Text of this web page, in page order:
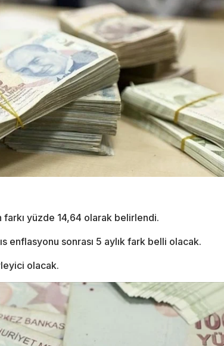
farkı yüzde 14,64 olarak belirlendi.
enflasyonu sonrası 5 aylık fark belli olacak.
olacak.